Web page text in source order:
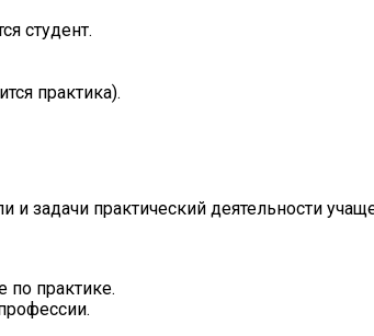
студент.
практика).
задачи практический деятельности
по практике.